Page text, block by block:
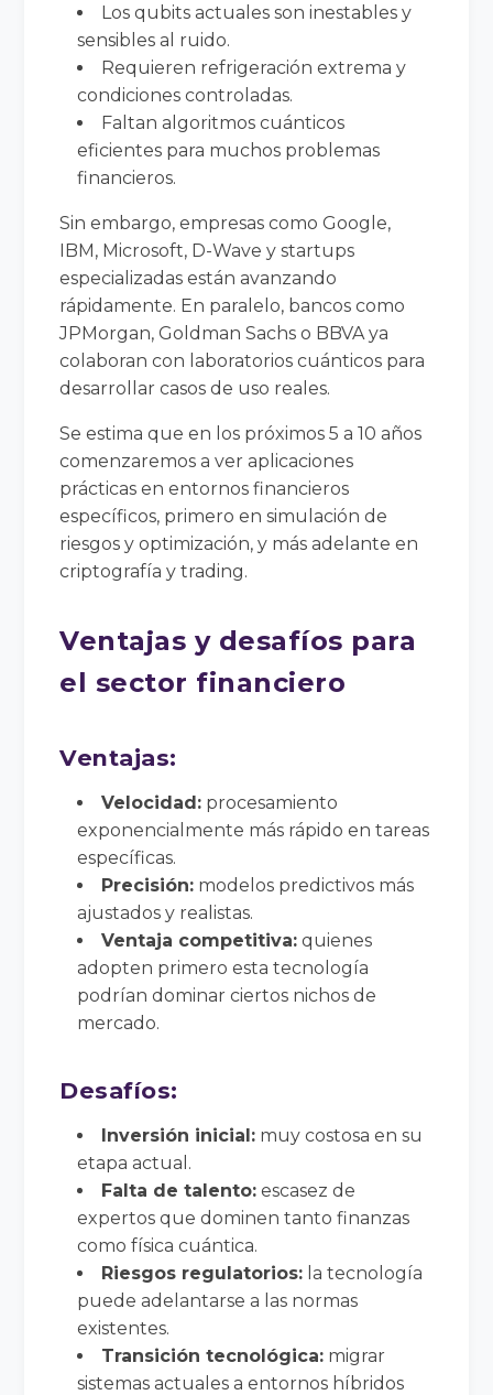
Los qubits actuales son inestables y
sensibles al ruido.
Requieren refrigeración extrema y
condiciones controladas.
Faltan algoritmos cuánticos
eficientes para muchos problemas
financieros.
Sin embargo, empresas como Google,
IBM, Microsoft, D-Wave y startups
especializadas están avanzando
rápidamente. En paralelo, bancos como
JPMorgan, Goldman Sachs o BBVA ya
colaboran con laboratorios cuánticos para
desarrollar casos de uso reales.
Se estima que en los próximos 5 a 10 años
comenzaremos a ver aplicaciones
prácticas en entornos financieros
específicos, primero en simulación de
riesgos y optimización, y más adelante en
criptografía y trading.
Ventajas y desafíos para
el sector financiero
Ventajas:
Velocidad: procesamiento
exponencialmente más rápido en tareas
específicas.
Precisión: modelos predictivos más
ajustados y realistas.
Ventaja competitiva: quienes
adopten primero esta tecnología
podrían dominar ciertos nichos de
mercado.
Desafíos:
Inversión inicial: muy costosa en su
etapa actual.
Falta de talento: escasez de
expertos que dominen tanto finanzas
como física cuántica.
Riesgos regulatorios: la tecnología
puede adelantarse a las normas
existentes.
Transición tecnológica: migrar
sistemas actuales a entornos híbridos